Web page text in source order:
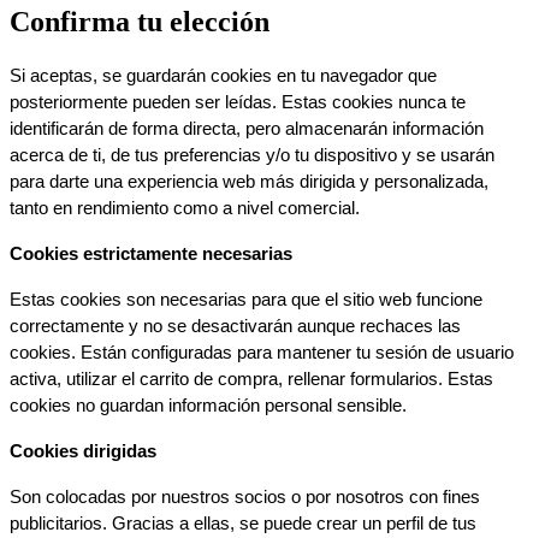
Confirma tu elección
Si aceptas, se guardarán cookies en tu navegador que
posteriormente pueden ser leídas. Estas cookies nunca te
identificarán de forma directa, pero almacenarán información
acerca de ti, de tus preferencias y/o tu dispositivo y se usarán
para darte una experiencia web más dirigida y personalizada,
tanto en rendimiento como a nivel comercial.
Cookies estrictamente necesarias
Estas cookies son necesarias para que el sitio web funcione
correctamente y no se desactivarán aunque rechaces las
cookies. Están configuradas para mantener tu sesión de usuario
activa, utilizar el carrito de compra, rellenar formularios. Estas
cookies no guardan información personal sensible.
Cookies dirigidas
Son colocadas por nuestros socios o por nosotros con fines
publicitarios. Gracias a ellas, se puede crear un perfil de tus